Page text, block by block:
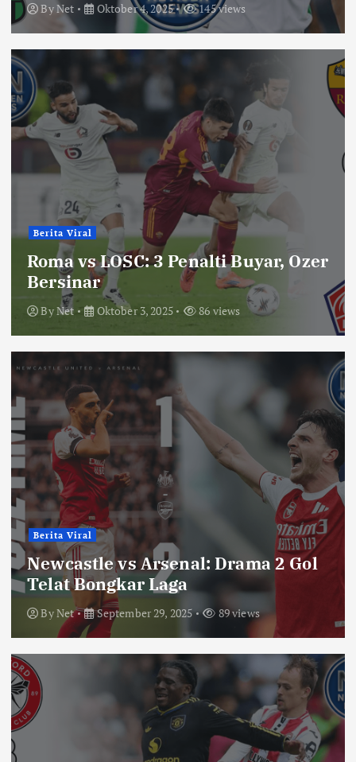
ByNet Oktober 4, 2025 145 views
Berita Viral
Roma vs LOSC: 3 Penalti Buyar, Ozer
Bersinar
ByNet Oktober 3, 2025 86 views
Berita Viral
Newcastle vs Arsenal: Drama 2 Gol
Telat Bongkar Laga
ByNet September 29, 2025 89 views